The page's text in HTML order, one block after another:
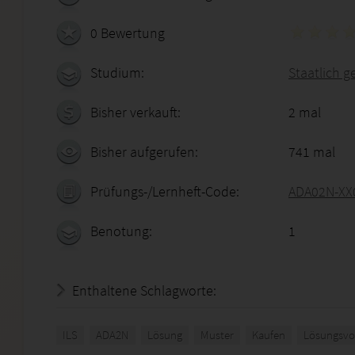
0 Bewertung
Studium: Staatlich
Bisher verkauft: 2 mal
Bisher aufgerufen: 741 mal
Prüfungs-/Lernheft-Code: ADA02N-
Benotung: 1
Enthaltene Schlagworte:
ILS ADA2N Lösung Muster Kaufen